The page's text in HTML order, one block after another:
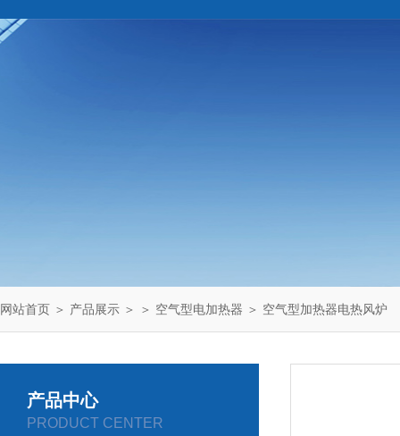
网站首页 ＞ 产品展示 ＞ ＞ 空气型电加热器 ＞ 空气型加热器电热风炉
产品中心
PRODUCT CENTER